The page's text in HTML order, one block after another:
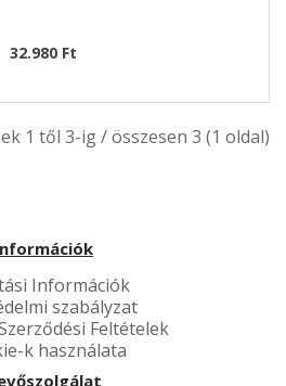
32.980 Ft
1 től 3-ig / összesen 3 (1 oldal)
Információk
szabályzat
Feltételek
k használata